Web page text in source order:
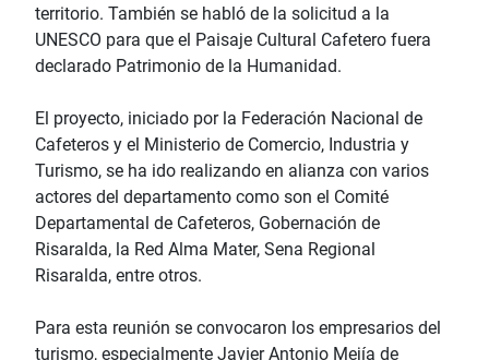
territorio. También se habló de la solicitud a la
UNESCO para que el Paisaje Cultural Cafetero fuera
declarado Patrimonio de la Humanidad.
El proyecto, iniciado por la Federación Nacional de
Cafeteros y el Ministerio de Comercio, Industria y
Turismo, se ha ido realizando en alianza con varios
actores del departamento como son el Comité
Departamental de Cafeteros, Gobernación de
Risaralda, la Red Alma Mater, Sena Regional
Risaralda, entre otros.
Para esta reunión se convocaron los empresarios del
turismo, especialmente Javier Antonio Mejía de